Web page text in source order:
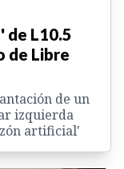
de L10.5
de Libre
de un
izquierda
artificial'